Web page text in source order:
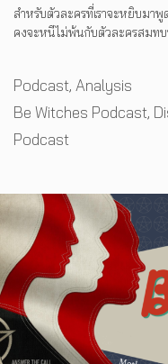
สำหรับตัวละครที่เราจะหยิบมา
คงจะหนีไม่พ้นกับตัวละครสมท
Categories
Podcast, Analysis
Tags
Be Witches Podcast,
Podcast